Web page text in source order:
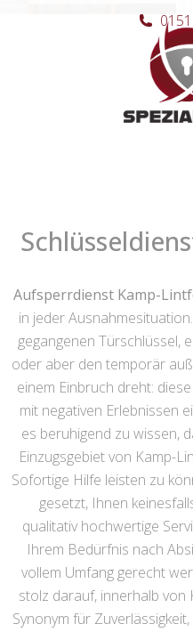
Hauptnavigation
Aufsperrdienst Kamp-
in jeder
gegangenen Türschlüssel,
oder aber den temporär
einem Einbruch dreht:
mit negativen Erlebnissen
es beruhigend zu wissen,
Einzugsgebiet von Kamp-
Sofortige Hilfe leisten zu
gesetzt, Ihnen
qualitativ hochwertige
Ihrem Bedürfnis nach
vollem Umfang gerecht
stolz darauf, innerhalb von
Synonym für